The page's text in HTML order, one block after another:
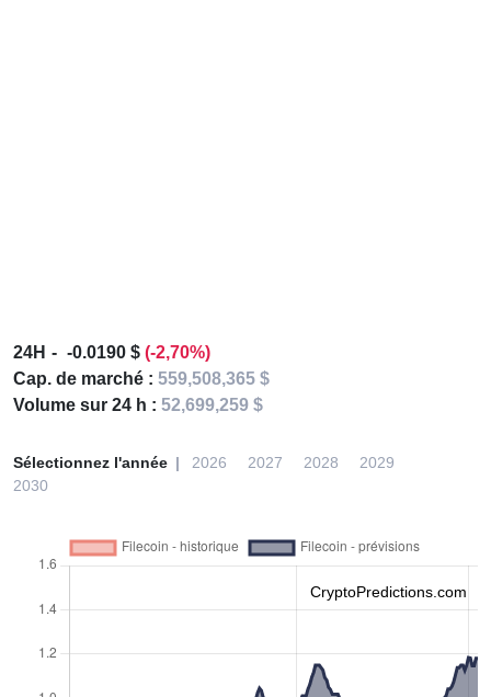
24H -0.0190 $ (-2,70%)
Cap. de marché : 559,508,365 $
Volume sur 24 h : 52,699,259 $
Sélectionnez l'année 2026 2027 2028
2029
2030
CryptoPredictions.com